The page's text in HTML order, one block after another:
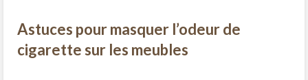
Astuces pour masquer l’odeur de
cigarette sur les meubles